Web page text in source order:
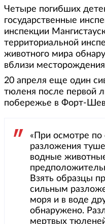
Четыре погибших
государственные
инспекции
территориальной
животного мира
вблизи
20 апреля еще один
тюленя после первой
побережье в Форт-
«При осмотре по
разложения
водные
Взять образцы
сильным
моря и в воде
обнаружено.
мертвых